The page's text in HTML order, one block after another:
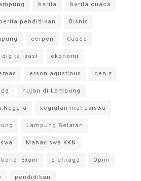
berita berita cuaca
berita pendidikan Bisnis
cerpen Cuaca
digitalisasi ekonomi
erson agustinus gen z
hujan di Lampung
Negara kegiatan mahasiswa
Lampung Selatan
Mahasiswa KKN
Exam olahraga Opini
pendidikan